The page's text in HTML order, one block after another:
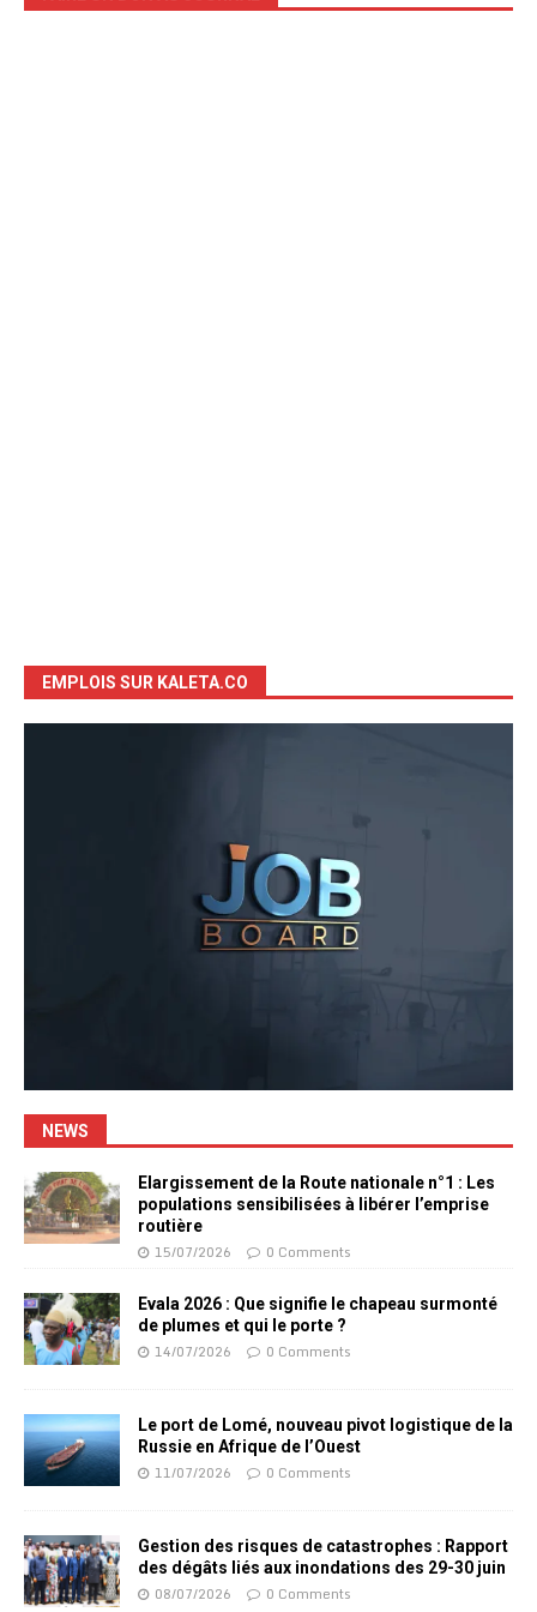
EMPLOIS SUR KALETA.CO
NEWS
Elargissement de la Route nationale n°1 : Les
populations sensibilisées à libérer l’emprise
routière
15/07/2026 0 Comments
Evala 2026 : Que signifie le chapeau surmonté
de plumes et qui le porte ?
14/07/2026 0 Comments
Le port de Lomé, nouveau pivot logistique de la
Russie en Afrique de l’Ouest
11/07/2026 0 Comments
Gestion des risques de catastrophes : Rapport
des dégâts liés aux inondations des 29-30 juin
08/07/2026 0 Comments